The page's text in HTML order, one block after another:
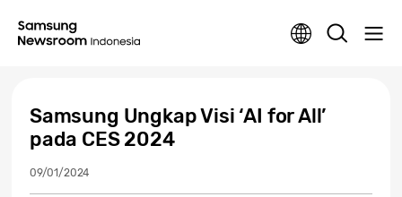
Samsung Ungkap Visi ‘AI for All’
pada CES 2024
09/01/2024